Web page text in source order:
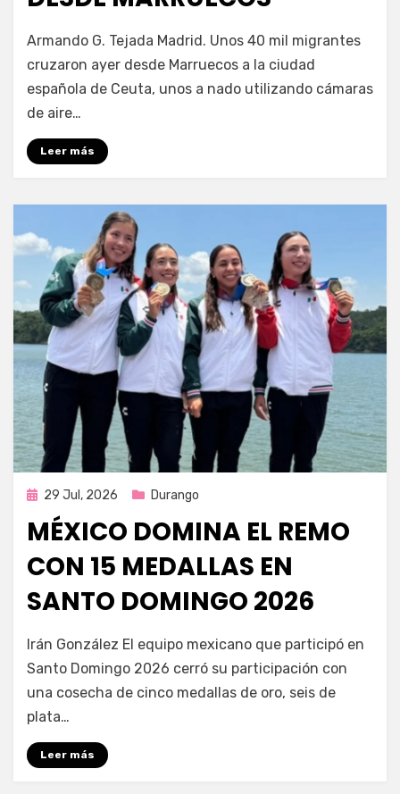
Fernando Miranda Servín
Armando G. Tejada Madrid. Unos 40 mil migrantes
cruzaron ayer desde Marruecos a la ciudad
española de Ceuta, unos a nado utilizando cámaras
de aire…
Leer más
Publicada
29 Jul, 2026 Durango
MÉXICO DOMINA EL REMO
CON 15 MEDALLAS EN
SANTO DOMINGO 2026
por Fernando Miranda Servín
Irán González El equipo mexicano que participó en
Santo Domingo 2026 cerró su participación con
una cosecha de cinco medallas de oro, seis de
plata…
Leer más